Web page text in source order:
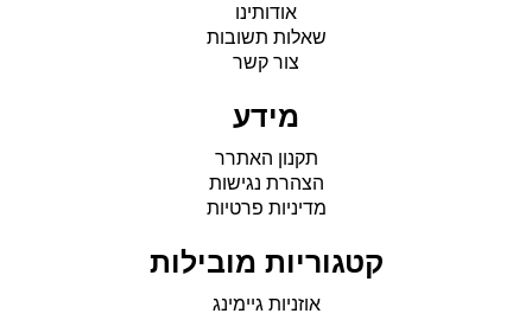
אודותינו
שאלות תשובות
צור קשר
מידע
תקנון האתרר
הצהרת נגישות
מדיניות פרטיות
קטגוריות מובילות
אוזניות גיימינג